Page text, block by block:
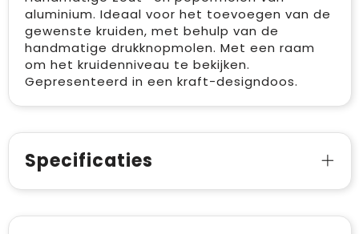
aluminium. Ideaal voor het toevoegen van de
gewenste kruiden, met behulp van de
handmatige drukknopmolen. Met een raam
om het kruidenniveau te bekijken.
Gepresenteerd in een kraft-designdoos.
Specificaties